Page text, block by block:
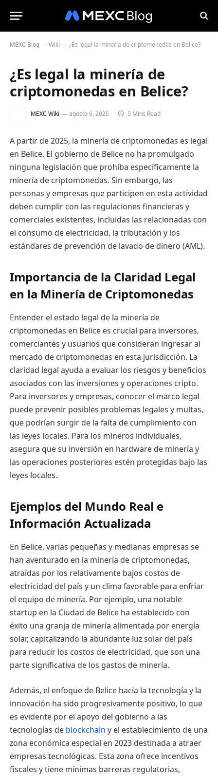
MEXC Blog - Wiki - ¿Es legal la minería de criptomonedas en Belice?
¿Es legal la minería de
criptomonedas en Belice?
MEXC Wiki agosto 6, 2025 5 Mins Read
A partir de 2025, la minería de criptomonedas es legal
en Belice. El gobierno de Belice no ha promulgado
ninguna legislación que prohíba específicamente la
minería de criptomonedas. Sin embargo, las
personas y empresas que participen en esta actividad
deben cumplir con las regulaciones financieras y
comerciales existentes, incluidas las relacionadas con
el consumo de electricidad, la tributación y los
estándares de prevención de lavado de dinero (AML).
Importancia de la Claridad Legal
en la Minería de Criptomonedas
Entender el estado legal de la minería de
criptomonedas en Belice es crucial para inversores,
comerciantes y usuarios que consideran ingresar al
mercado de criptomonedas en esta jurisdicción. La
claridad legal ayuda a evaluar los riesgos y beneficios
asociados con las inversiones y operaciones cripto.
Para inversores y empresas, conocer el marco legal
puede prevenir posibles problemas legales y multas,
que podrían surgir de la falta de cumplimiento con
las leyes locales. Para los mineros individuales,
asegura que su inversión en hardware de minería y
las operaciones posteriores estén protegidas bajo las
leyes locales.
Ejemplos del Mundo Real e
Información Actualizada
En Belice, varias pequeñas y medianas empresas se
han aventurado en la minería de criptomonedas,
atraídas por los relativamente bajos costos de
electricidad del país y un clima favorable para enfriar
el equipo de minería. Por ejemplo, una notable
startup en la Ciudad de Belice ha establecido con
éxito una granja de minería alimentada por energía
solar, capitalizando la abundante luz solar del país
para reducir los costos de electricidad, que son una
parte significativa de los gastos de minería.
Además, el enfoque de Belice hacia la tecnología y la
innovación ha sido progresivamente positivo, lo que
es evidente por el apoyo del gobierno a las
tecnologías de blockchain y el establecimiento de una
zona económica especial en 2023 destinada a atraer
empresas tecnológicas. Esta zona ofrece incentivos
fiscales y tiene mínimas barreras regulatorias,